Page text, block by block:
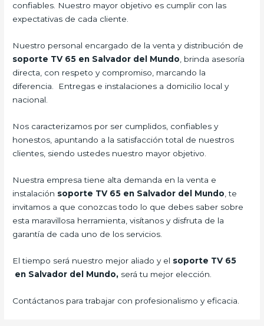
confiables. Nuestro mayor objetivo es cumplir con las
expectativas de cada cliente.
Nuestro personal encargado de la venta y distribución de
soporte TV 65 en Salvador del Mundo, brinda asesoría
directa, con respeto y compromiso, marcando la
diferencia. Entregas e instalaciones a domicilio local y
nacional.
Nos caracterizamos por ser cumplidos, confiables y
honestos, apuntando a la satisfacción total de nuestros
clientes, siendo ustedes nuestro mayor objetivo.
Nuestra empresa tiene alta demanda en la venta e
instalación soporte TV 65 en Salvador del Mundo , te
invitamos a que conozcas todo lo que debes saber sobre
esta maravillosa herramienta, visítanos y disfruta de la
garantía de cada uno de los servicios.
El tiempo será nuestro mejor aliado y el soporte TV 65
en Salvador del Mundo, será tu mejor elección.
Contáctanos para trabajar con profesionalismo y eficacia.